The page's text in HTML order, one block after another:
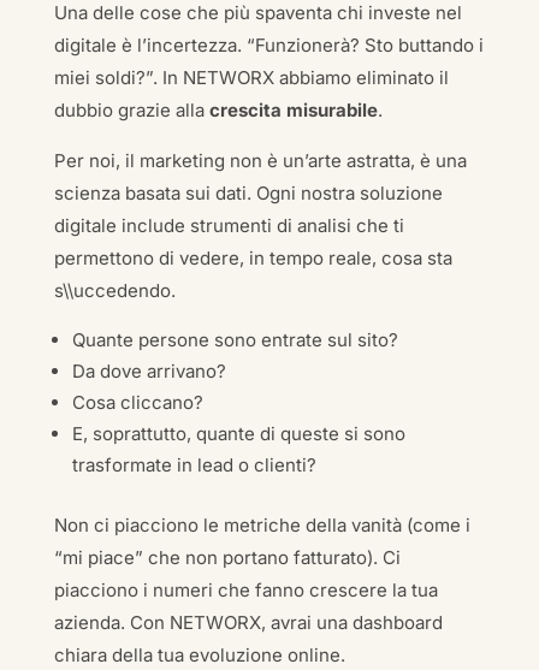
Una delle cose che più spaventa chi investe nel
digitale è l’incertezza. “Funzionerà? Sto buttando i
miei soldi?”. In NETWORX abbiamo eliminato il
dubbio grazie alla crescita misurabile.
Per noi, il marketing non è un’arte astratta, è una
scienza basata sui dati. Ogni nostra soluzione
digitale include strumenti di analisi che ti
permettono di vedere, in tempo reale, cosa sta
s\\uccedendo.
Quante persone sono entrate sul sito?
Da dove arrivano?
Cosa cliccano?
E, soprattutto, quante di queste si sono
trasformate in lead o clienti?
Non ci piacciono le metriche della vanità (come i
“mi piace” che non portano fatturato). Ci
piacciono i numeri che fanno crescere la tua
azienda. Con NETWORX, avrai una dashboard
chiara della tua evoluzione online.